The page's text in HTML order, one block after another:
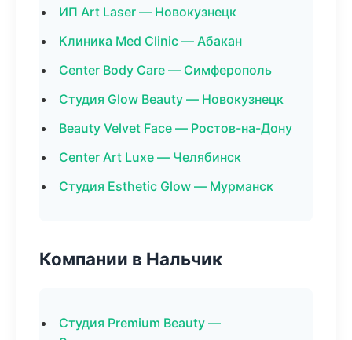
ИП Art Laser — Новокузнецк
Клиника Med Clinic — Абакан
Center Body Care — Симферополь
Студия Glow Beauty — Новокузнецк
Beauty Velvet Face — Ростов-на-Дону
Center Art Luxe — Челябинск
Студия Esthetic Glow — Мурманск
Компании в Нальчик
Студия Premium Beauty —